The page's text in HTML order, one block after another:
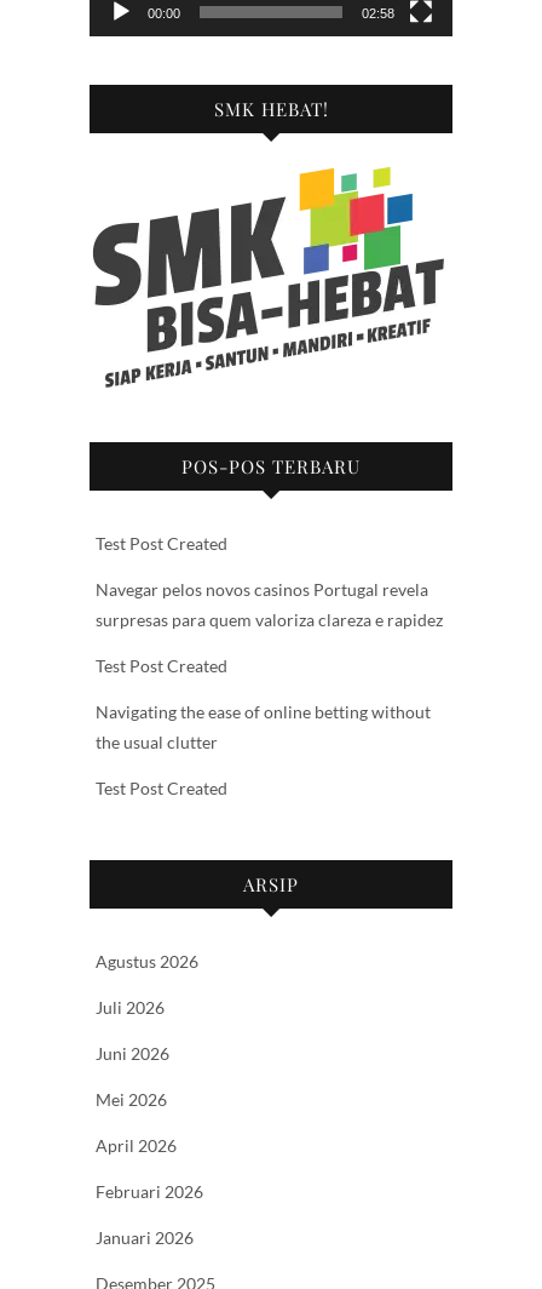
00:00 02:58
SMK HEBAT!
POS-POS TERBARU
Test Post Created
Navegar pelos novos casinos Portugal revela
surpresas para quem valoriza clareza e rapidez
Test Post Created
Navigating the ease of online betting without
the usual clutter
Test Post Created
ARSIP
Agustus 2026
Juli 2026
Juni 2026
Mei 2026
April 2026
Februari 2026
Januari 2026
Desember 2025